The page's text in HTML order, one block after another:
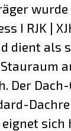
I RJK |
dient als
Der
sich